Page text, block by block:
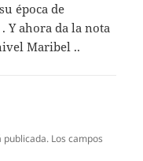
época de
Y ahora da la nota
Maribel ..
publicada. Los campos